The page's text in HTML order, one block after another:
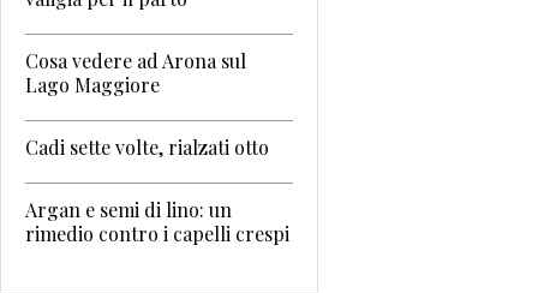
Cosa vedere ad Arona sul
Lago Maggiore
Cadi sette volte, rialzati otto
Argan e semi di lino: un
rimedio contro i capelli crespi